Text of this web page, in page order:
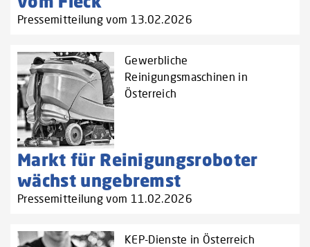
Pressemitteilung vom 13.02.2026
Gewerbliche
Reinigungsmaschinen in
Österreich
Markt für Reinigungsroboter
wächst ungebremst
Pressemitteilung vom 11.02.2026
KEP-Dienste in Österreich